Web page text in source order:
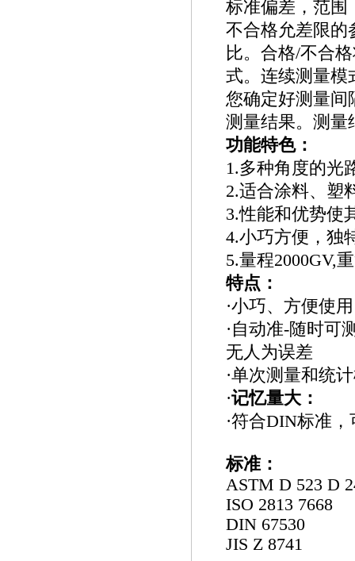
标准偏差，范
不合格允差限的
比。合格/不合
式。连续测量模
您确定好测量间
测量结果。测量
功能特色：
1.多种角度的光
2.适合涂料、塑
3.性能和优势使
4.小巧方便，独
5.量程2000GV,
特点：
·小巧、方便使用
·自动准-随时可
无人为误差
·单次测量和统
·记忆量大：
·符合DIN标准
标准：
ASTM D 523 D
ISO 2813 7668
DIN 67530
JIS Z 8741